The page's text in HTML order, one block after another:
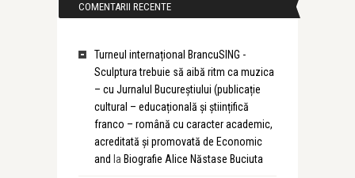
COMENTARII RECENTE
Turneul internațional BrancuSING -
Sculptura trebuie să aibă ritm ca muzica
– cu Jurnalul Bucureștiului (publicație
cultural – educațională și științifică
franco – română cu caracter academic,
acreditată și promovată de Economic
and la Biografie Alice Năstase Buciuta